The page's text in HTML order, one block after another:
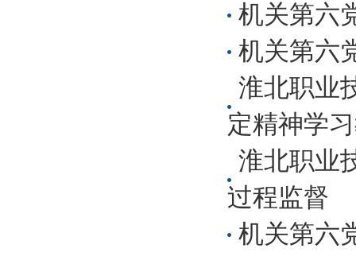
机关第六
机关第六
淮北职业
定精神学
淮北职业
过程监督
机关第六